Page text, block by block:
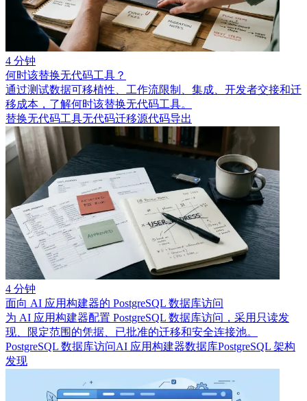
4 分钟
何时该替换无代码工具？
通过测试数据可移植性、工作流限制、集成、开发者交接和迁
移成本，了解何时该替换无代码工具。
替换无代码工具无代码迁移源代码导出
4 分钟
面向 AI 应用构建器的 PostgreSQL 数据库访问
为 AI 应用构建器配置 PostgreSQL 数据库访问，采用只读发
现、限定范围的凭据、已批准的迁移和安全连接池。
PostgreSQL 数据库访问AI 应用构建器数据库PostgreSQL 架构
发现